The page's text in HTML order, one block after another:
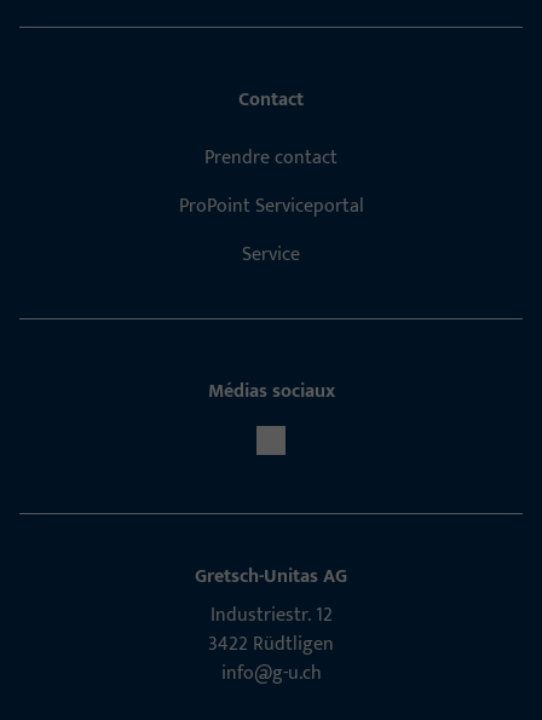
Contact
Prendre contact
ProPoint Serviceportal
Service
Médias sociaux
Gretsch-Unitas AG
Indu­s­triestr. 12
3422 Rüdt­ligen
info@g-u.ch